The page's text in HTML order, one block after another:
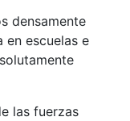
densamente
en escuelas e
las fuerzas